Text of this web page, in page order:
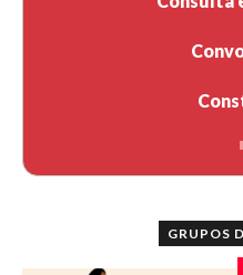
GRUPOS